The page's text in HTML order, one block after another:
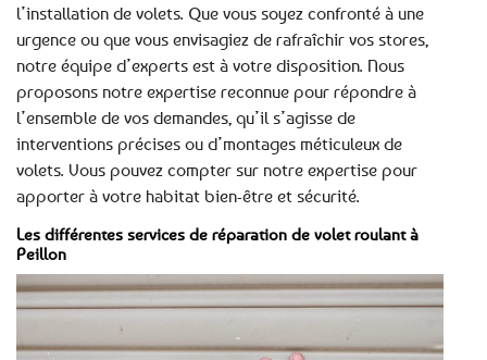
l’installation de volets. Que vous soyez confronté à une
urgence ou que vous envisagiez de rafraîchir vos stores,
notre équipe d’experts est à votre disposition. Nous
proposons notre expertise reconnue pour répondre à
l’ensemble de vos demandes, qu’il s’agisse de
interventions précises ou d’montages méticuleux de
volets. Vous pouvez compter sur notre expertise pour
apporter à votre habitat bien-être et sécurité.
Les différentes services de réparation de volet roulant à
Peillon